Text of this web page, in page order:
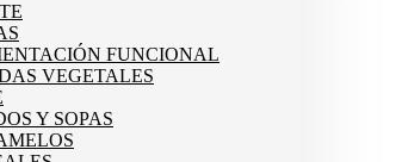
FUNCIONAL
VEGETALES
Y SOPAS